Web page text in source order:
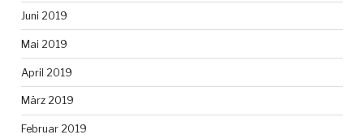
Juni 2019
Mai 2019
April 2019
März 2019
Februar 2019